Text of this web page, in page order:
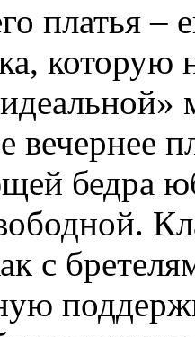
платья –
вечернее
бедра
с